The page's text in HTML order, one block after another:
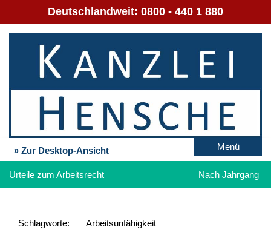
Deutschlandweit: 0800 - 440 1 880
» Zur Desktop-Ansicht Menü
Urteile zum Arbeitsrecht Nach Jahrgang
Schlag­worte: Arbeitsunfähigkeit